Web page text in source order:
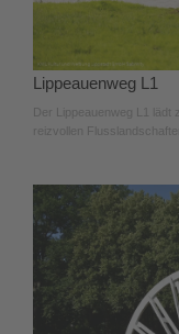
Lippeauenweg L1
Der Lippeauenweg L1 lädt
reizvollen